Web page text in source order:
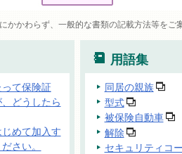
かかわらず、一般的な書類の記載方法等をご
て保険証
どうしたら
めて加入す
さい。
用語集
同居の親族
型式
被保険自動車
解除
セキュリティコ